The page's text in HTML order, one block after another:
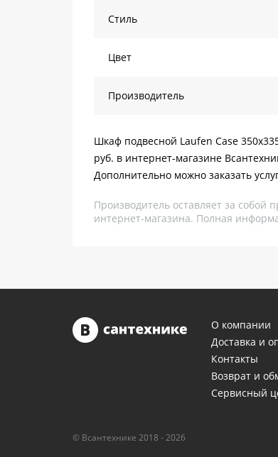
Стиль
Цвет
Производитель
Шкаф подвесной Laufen Case
руб. в интернет-магазине
Дополнительно можно заказать
Производитель оставляет за собой
интернет-магазина. Полная
О компании
Доставка и
Контакты
Возврат и
Сервисный
© Всантехнике 2018 - 2026